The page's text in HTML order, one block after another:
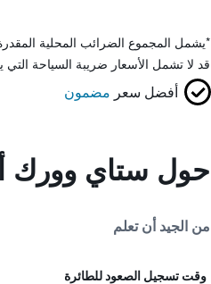
*يشمل المجموع الضرائب المحلية
قد لا تشمل الأسعار ضريبة السياحة
أفضل سعر مضمون
حول ستاي
من الجيد أن تعلم
وقت تسجيل الصعود للطائرة